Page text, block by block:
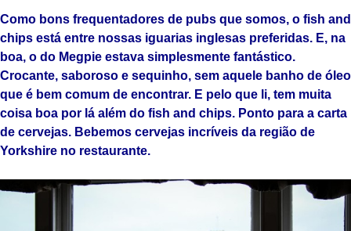
Como bons frequentadores de pubs que somos, o fish and
chips está entre nossas iguarias inglesas preferidas. E, na
boa, o do Megpie estava simplesmente fantástico.
Crocante, saboroso e sequinho, sem aquele banho de óleo
que é bem comum de encontrar. E pelo que li, tem muita
coisa boa por lá além do fish and chips. Ponto para a carta
de cervejas. Bebemos cervejas incríveis da região de
Yorkshire no restaurante.